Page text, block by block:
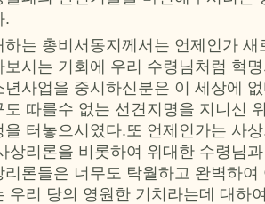
.
하는 총비서동지께서는 언제인가
보시는 기회에 우리 수령님처럼 혁
년사업을 중시하신분은 이 세상에
도 따를수 없는 선견지명을 지니신
을 터놓으시였다.또 언제인가는 사
상리론을 비롯하여 위대한 수령님
리론들은 너무도 탁월하고 완벽하
우리 당의 영원한 기치라는데 대하